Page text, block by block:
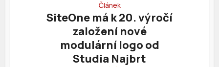
Článek
SiteOne má k 20. výročí
založení nové
modulární logo od
Studia Najbrt